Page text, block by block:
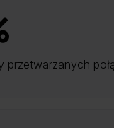
przetwarzanych